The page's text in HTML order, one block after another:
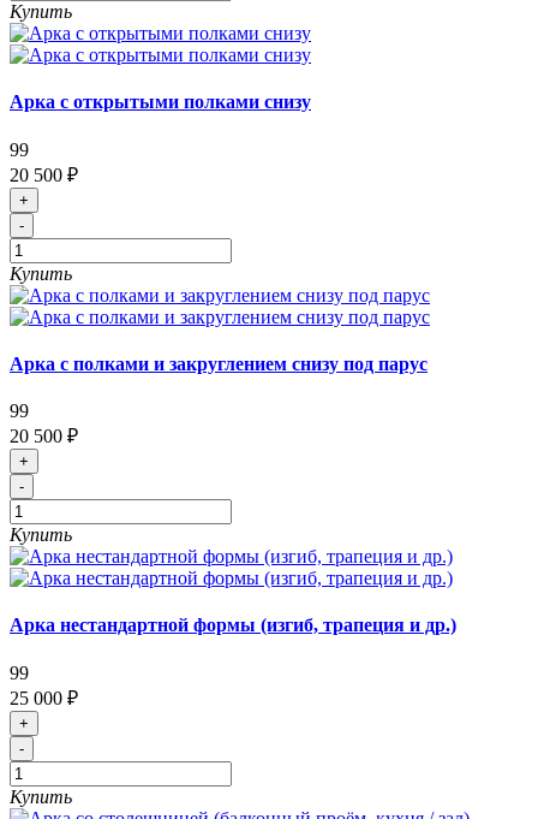
Купить
Арка с открытыми полками снизу
99
20 500 ₽
+
-
Купить
Арка с полками и закруглением снизу под парус
99
20 500 ₽
+
-
Купить
Арка нестандартной формы (изгиб, трапеция и др.)
99
25 000 ₽
+
-
Купить